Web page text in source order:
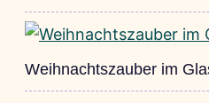
Weihnachtszauber im